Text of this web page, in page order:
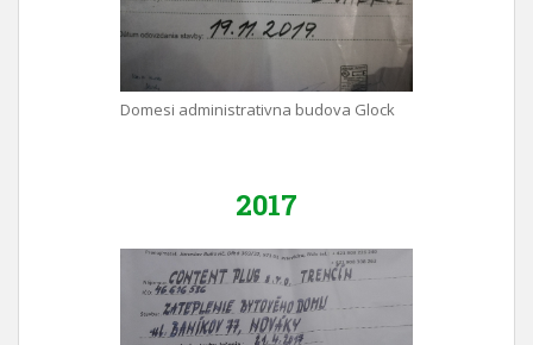
Domesi administrativna budova Glock
2017